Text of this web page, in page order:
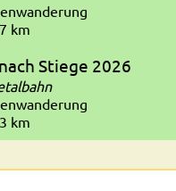
km
Stiege 2026
km